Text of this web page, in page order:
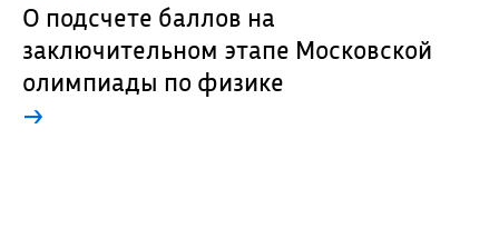
О подсчете баллов на
заключительном этапе Московской
олимпиады по физике
→